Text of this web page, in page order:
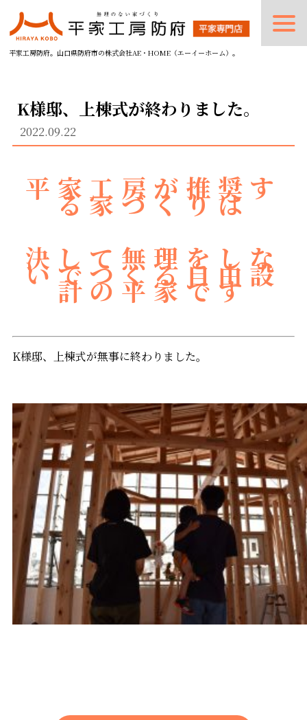
平家工房防府。山口県防府市の株式会社AE・HOME（エーイーホーム）。
K様邸、上棟式が終わりました。
2022.09.22
平家工房が推奨す
る家づくりは
決して無理をしな
いでつくる自由設
計の平家です
K様邸、上棟式が無事に終わりました。